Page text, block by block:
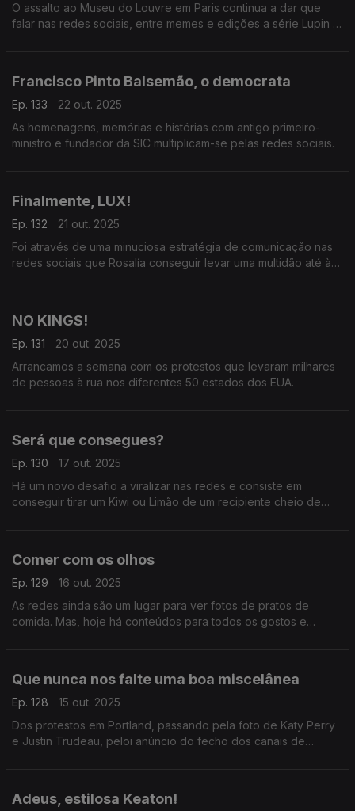
O assalto ao Museu do Louvre em Paris continua a dar que
falar nas redes sociais, entre memes e edições a série Lupin é
Francisco Pinto Balsemão, o democrata
Ep. 133
22 out. 2025
As homenagens, memórias e histórias com antigo primeiro-
ministro e fundador da SIC multiplicam-se pelas redes sociais.
Finalmente, LUX!
Ep. 132
21 out. 2025
Foi através de uma minuciosa estratégia de comunicação nas
redes sociais que Rosalía conseguir levar uma multidão até à
NO KINGS!
Ep. 131
20 out. 2025
Arrancamos a semana com os protestos que levaram milhares
de pessoas à rua nos diferentes 50 estados dos EUA.
Será que consegues?
Ep. 130
17 out. 2025
Há um novo desafio a viralizar nas redes e consiste em
conseguir tirar um Kiwi ou Limão de um recipiente cheio de
Comer com os olhos
Ep. 129
16 out. 2025
As redes ainda são um lugar para ver fotos de pratos de
comida. Mas, hoje há conteúdos para todos os gostos e
Que nunca nos falte uma boa miscelânea
Ep. 128
15 out. 2025
Dos protestos em Portland, passando pela foto de Katy Perry
e Justin Trudeau, peloi anúncio do fecho dos canais de
Adeus, estilosa Keaton!